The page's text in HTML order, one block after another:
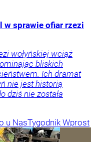
w sprawie ofiar rzezi
wołyńskiej wciąż
bliskich
Ich dramat
nie jest historią
dziś nie została
u NasTygodnik Wprost